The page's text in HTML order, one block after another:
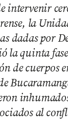
intervenir
la
dadas por
la quinta
de cuerpos
al